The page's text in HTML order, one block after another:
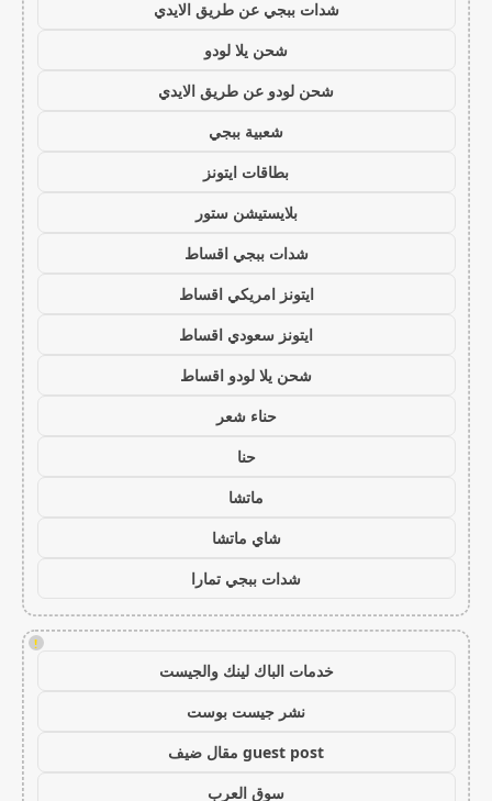
شدات ببجي عن طريق الايدي
شحن يلا لودو
شحن لودو عن طريق الايدي
شعبية ببجي
بطاقات ايتونز
بلايستيشن ستور
شدات ببجي اقساط
ايتونز امريكي اقساط
ايتونز سعودي اقساط
شحن يلا لودو اقساط
حناء شعر
حنا
ماتشا
شاي ماتشا
شدات ببجي تمارا
!
خدمات الباك لينك والجيست
نشر جيست بوست
guest post مقال ضيف
سوق العرب